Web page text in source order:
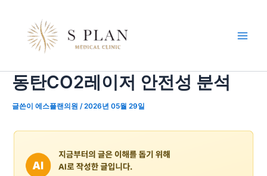
동탄CO2레이저 안전성 분석
글쓴이 에스플랜의원 /2026년 05월 29일